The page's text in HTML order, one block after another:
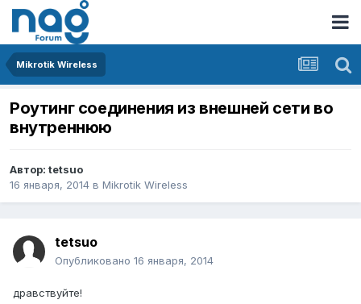
Mikrotik Wireless
Роутинг соединения из внешней сети во
внутреннюю
Автор: tetsuo
16 января, 2014 в Mikrotik Wireless
tetsuo
Опубликовано 16 января, 2014
дравствуйте!